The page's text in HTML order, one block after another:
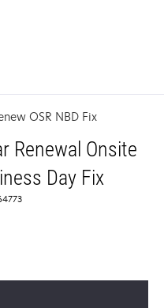
OSR NBD Fix
Renewal Onsite
Day Fix